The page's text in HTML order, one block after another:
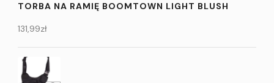
TORBA NA RAMIĘ BOOMTOWN LIGHT BLUSH
131,99zł